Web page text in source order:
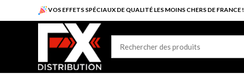
VOS EFFETS SPÉCIAUX DE QUALITÉ LES MOINS CHERS DE FRANCE !